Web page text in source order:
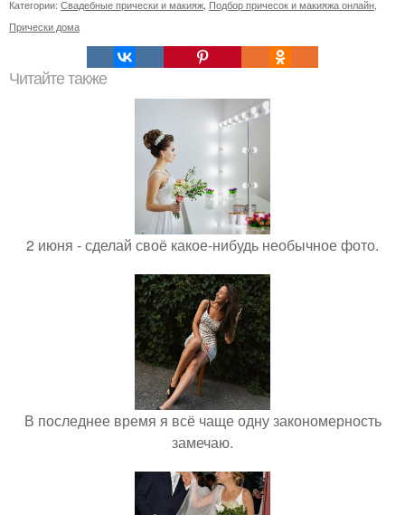
Категории: Свадебные прически и макияж, Подбор причесок и макияжа онлайн,
Прически дома
Читайте также
2 июня - сделай своё какое-нибудь необычное фото.
В последнее время я всё чаще одну закономерность
замечаю.